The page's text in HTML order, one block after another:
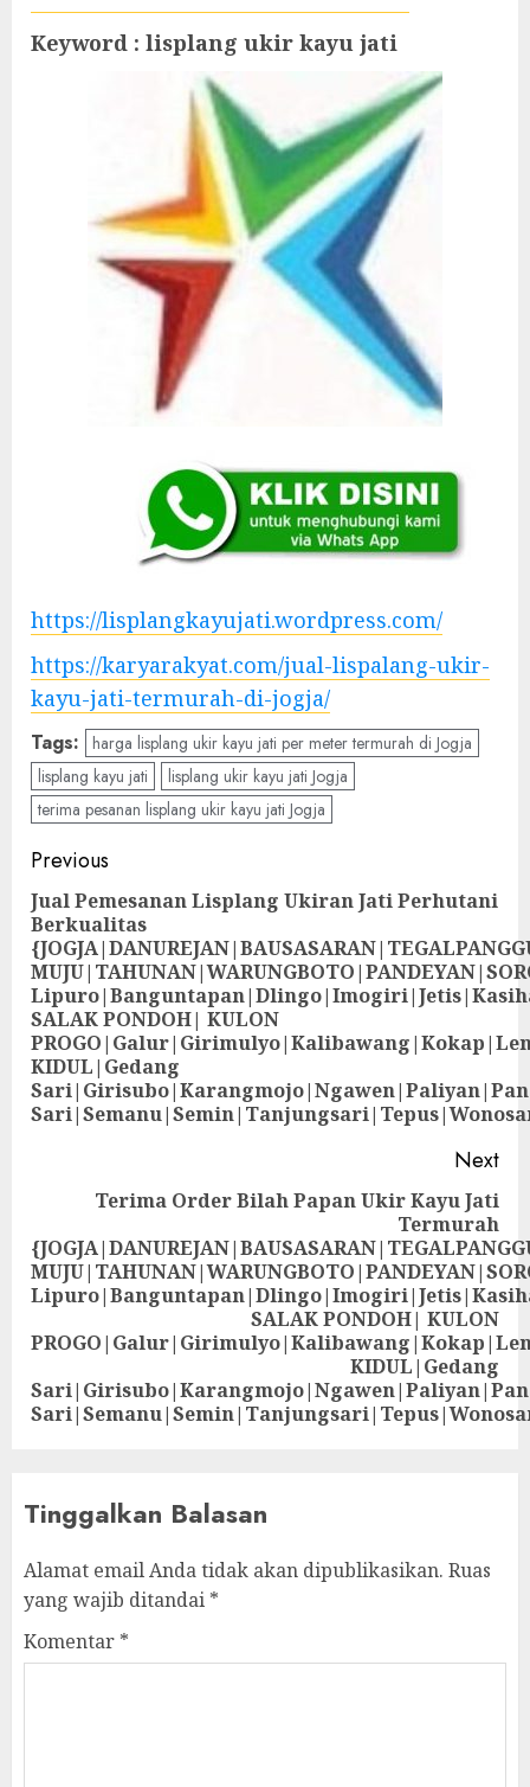
Keyword : lisplang ukir kayu jati
https://lisplangkayujati.wordpress.com/
https://karyarakyat.com/jual-lispalang-ukir-
kayu-jati-termurah-di-jogja/
Tags: harga lisplang ukir kayu jati per meter termurah di Jogja
lisplang kayu jati
lisplang ukir kayu jati Jogja
terima pesanan lisplang ukir kayu jati Jogja
Previous
Jual Pemesanan Lisplang Ukiran Jati Perhutani
Berkualitas
SALAK PONDOH| KULON
KIDUL|Gedang
Next
Terima Order Bilah Papan Ukir Kayu Jati
Termurah
SALAK PONDOH| KULON
KIDUL|Gedang
Tinggalkan Balasan
Alamat email Anda tidak akan dipublikasikan. Ruas
yang wajib ditandai *
Komentar *